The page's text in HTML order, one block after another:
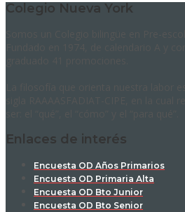
Colegio Nueva York
Enlaces de interés
Encuesta OD Años Primarios
Encuesta OD Primaria Alta
Encuesta OD Bto Junior
Encuesta OD Bto Senior